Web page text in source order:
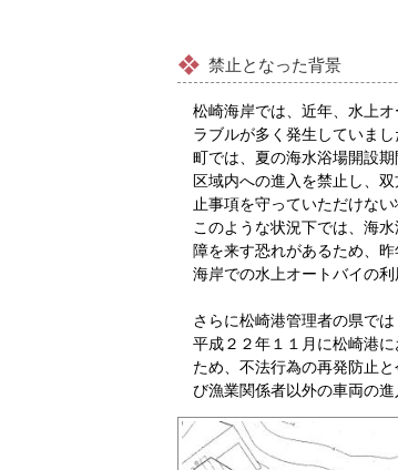
禁止となった背景
松崎海岸では、近年、水上
ラブルが多く発生していまし
町では、夏の海水浴場開設
区域内への進入を禁止し、
止事項を守っていただけない
このような状況下では、海
障を来す恐れがあるため、
海岸での水上オートバイの
さらに松崎港管理者の県では
平成２２年１１月に松崎港
ため、不法行為の再発防止
び漁業関係者以外の車両の進